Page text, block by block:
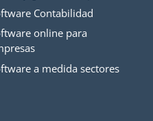
Contabilidad
online para
a medida sectores